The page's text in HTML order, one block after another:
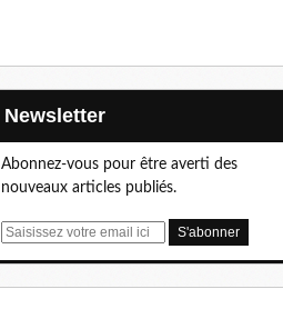
Newsletter
Abonnez-vous pour être averti des
nouveaux articles publiés.
E